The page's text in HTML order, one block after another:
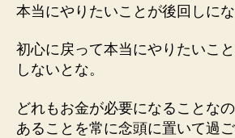
本当にやりたいことが後回しにな
初心に戻って本当にやりたいこ
しないとな。
どれもお金が必要になることな
あることを常に念頭に置いて過ご